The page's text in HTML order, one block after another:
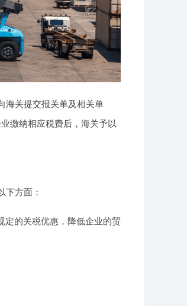
海关提交报关单及相关单
缴纳相应税费后，海关予以
下方面：
定的关税优惠，降低企业的贸